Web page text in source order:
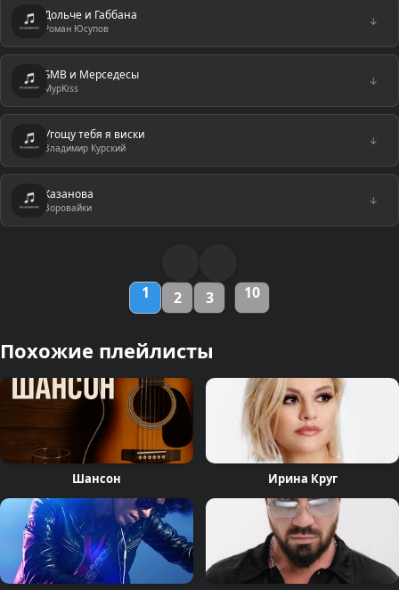
Дольче и Габбана
Роман Юсупов
↓
БМВ и Мерседесы
МурKiss
↓
Угощу тебя я виски
Владимир Курский
↓
Казанова
Воровайки
↓
1 2 3 10
Похожие плейлисты
Шансон Ирина Круг